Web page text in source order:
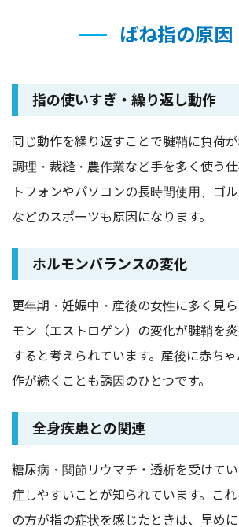
ばね指の原因
指の使いすぎ・繰り返し動作
同じ動作を繰り返すことで腱鞘に負荷が
調理・裁縫・農作業など手を多く使う
トフォンやパソコンの長時間使用、ゴ
などのスポーツも原因になります。
ホルモンバランスの変化
更年期・妊娠中・産後の女性に多く見
モン（エストロゲン）の変化が腱鞘を
すると考えられています。産後に赤ち
作が続くことも誘因のひとつです。
全身疾患との関連
糖尿病・関節リウマチ・透析を受けて
症しやすいことが知られています。こ
の方が指の症状を感じたときは、早めに